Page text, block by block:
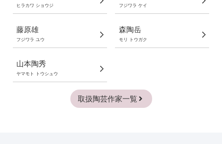
ヒラカワ ショウジ フジワラ ケイ
藤原雄
フジワラ ユウ
森陶岳
モリ トウガク
山本陶秀
ヤマモト トウシュウ
取扱陶芸作家一覧